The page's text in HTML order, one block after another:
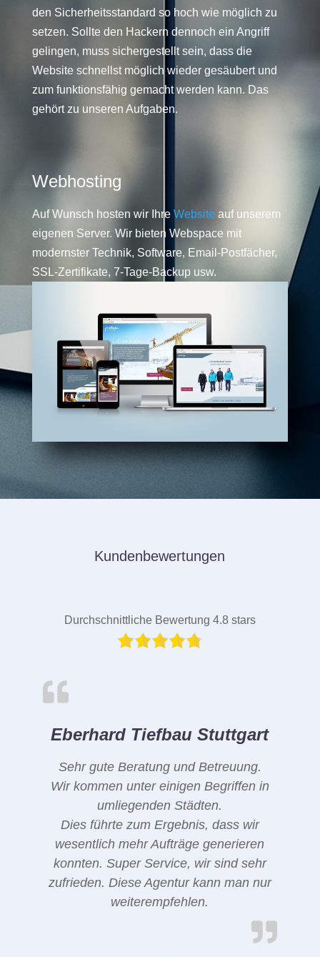
den Sicherheitsstandard so hoch wie möglich zu
setzen. Sollte den Hackern dennoch ein Angriff
gelingen, muss sichergestellt sein, dass die
Website schnellst möglich wieder gesäubert und
zum funktionsfähig gemacht werden kann. Das
gehört zu unseren Aufgaben.
Webhosting
Auf Wunsch hosten wir Ihre Website auf unserem
eigenen Server. Wir bieten Webspace mit
modernster Technik, Software, Email-Postfächer,
SSL-Zertifikate, 7-Tage-Backup usw.
Kundenbewertungen
Durchschnittliche Bewertung 4.8 stars
Eberhard Tiefbau Stuttgart
Sehr gute Beratung und Betreuung.
Wir kommen unter einigen Begriffen in
umliegenden Städten.
Dies führte zum Ergebnis, dass wir
wesentlich mehr Aufträge generieren
konnten. Super Service, wir sind sehr
zufrieden. Diese Agentur kann man nur
weiterempfehlen.